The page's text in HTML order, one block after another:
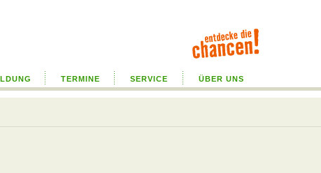
TERMINE SERVICE ÜBER UNS